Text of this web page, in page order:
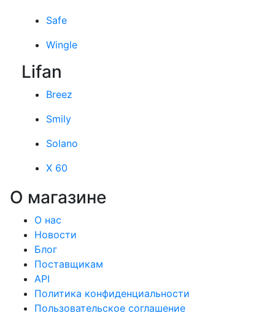
Safe
Wingle
Lifan
Breez
Smily
Solano
X 60
О магазине
О нас
Новости
Блог
Поставщикам
API
Политика конфиденциальности
Пользовательское соглашение